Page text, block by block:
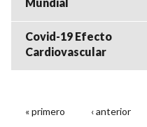
Covid-19 Efecto
Cardiovascular
« primero ‹ anterior